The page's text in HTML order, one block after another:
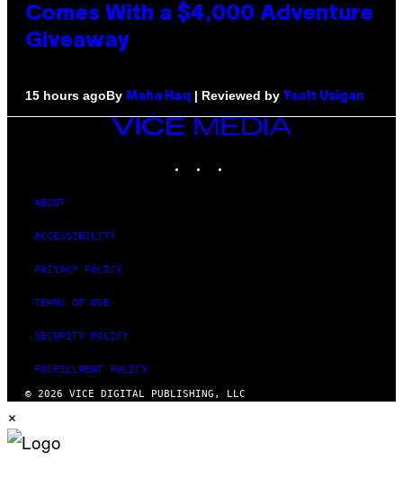
Comes With a $4,000 Adventure
Giveaway
15 hours agoBy Maha Haq | Reviewed by Ysolt Usigan
VICE
MEDIA
ABOUT
ACCESSIBILITY
PRIVACY POLICY
TERMS OF USE
SECURITY POLICY
FULFILLMENT POLICY
© 2026 VICE DIGITAL PUBLISHING, LLC
×